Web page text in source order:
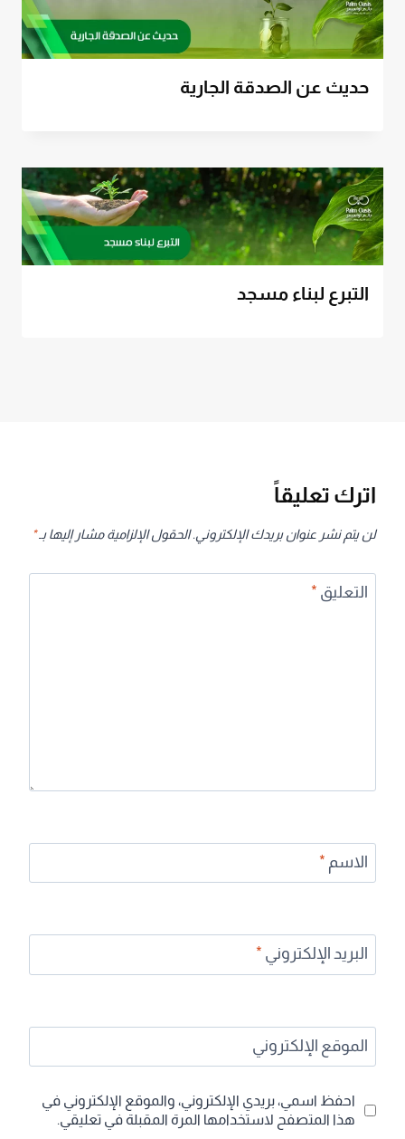
حديث عن الصدقة الجارية
التبرع لبناء مسجد
اترك تعليقاً
لن يتم نشر عنوان بريدك الإلكتروني. الحقول الإلزامية مشار إليها بـ*
التعليق *
الاسم *
البريد الإلكتروني *
الموقع الإلكتروني
احفظ اسمي، بريدي الإلكتروني، والموقع الإلكتروني في
هذا المتصفح لاستخدامها المرة المقبلة في تعليقي.